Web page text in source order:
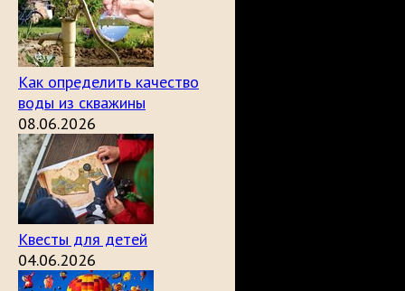
Как определить качество
воды из скважины
08.06.2026
Квесты для детей
04.06.2026